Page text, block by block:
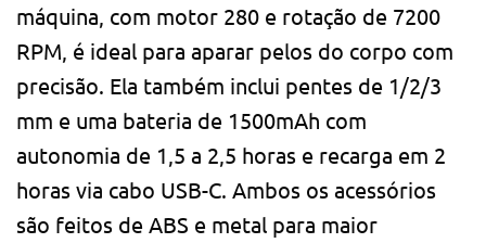
máquina, com motor 280 e rotação de 7200
RPM, é ideal para aparar pelos do corpo com
precisão. Ela também inclui pentes de 1/2/3
mm e uma bateria de 1500mAh com
autonomia de 1,5 a 2,5 horas e recarga em 2
horas via cabo USB-C. Ambos os acessórios
são feitos de ABS e metal para maior